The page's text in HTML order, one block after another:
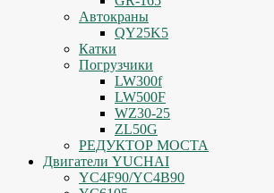
Автокраны
QY25K5
Катки
Погрузчики
LW300f
LW500F
WZ30-25
ZL50G
РЕДУКТОР МОСТА
Двигатели YUCHAI
YC4F90/YC4B90